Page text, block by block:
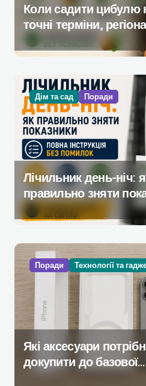
Коли садити цибулю
точні терміни,
таблиця та покрокова
технологія
Дім та сад Поради
Лічильник день-ніч:
правильно зняти
повна інструкція
Поради Технології та
Які аксесуари
докупити до базової
комплектації iPhone